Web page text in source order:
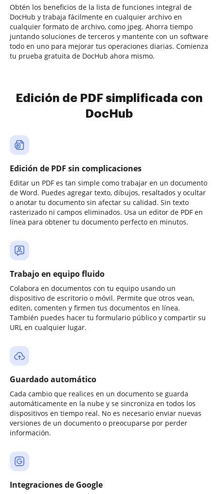
Obtén los beneficios de la lista de funciones integral de
DocHub y trabaja fácilmente en cualquier archivo en
cualquier formato de archivo, como jpeg. Ahorra tiempo
juntando soluciones de terceros y mantente con un software
todo en uno para mejorar tus operaciones diarias. Comienza
tu prueba gratuita de DocHub ahora mismo.
Edición de PDF simplificada con
DocHub
Edición de PDF sin complicaciones
Editar un PDF es tan simple como trabajar en un documento
de Word. Puedes agregar texto, dibujos, resaltados y ocultar
o anotar tu documento sin afectar su calidad. Sin texto
rasterizado ni campos eliminados. Usa un editor de PDF en
línea para obtener tu documento perfecto en minutos.
Trabajo en equipo fluido
Colabora en documentos con tu equipo usando un
dispositivo de escritorio o móvil. Permite que otros vean,
editen, comenten y firmen tus documentos en línea.
También puedes hacer tu formulario público y compartir su
URL en cualquier lugar.
Guardado automático
Cada cambio que realices en un documento se guarda
automáticamente en la nube y se sincroniza en todos los
dispositivos en tiempo real. No es necesario enviar nuevas
versiones de un documento o preocuparse por perder
información.
Integraciones de Google